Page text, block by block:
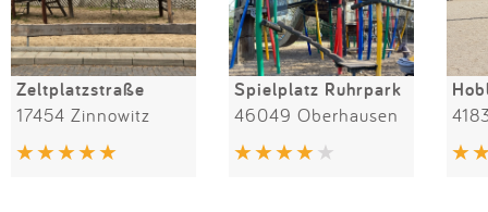
Zeltplatzstraße
17454 Zinnowitz
Spielplatz Ruhrpark
46049 Oberhausen